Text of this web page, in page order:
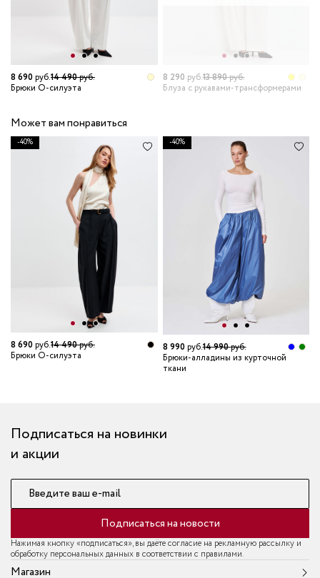
8 690руб.14 490руб.
Брюки О-силуэта
8 290 руб.13 890руб.
Блуза с рукавами-трансформерами
Может вам понравиться
-40%
8 690руб.14 490руб.
Брюки О-силуэта
-40%
8 990руб.14 990руб.
Брюки-алладины из курточной
ткани
Подписаться на новинки
и акции
Введите ваш e-mail
Подписаться на новости
Нажимая кнопку «подписаться», вы даёте согласие на рекламную рассылку и
обработку персональных данных в соответствии с правилами.
Магазин